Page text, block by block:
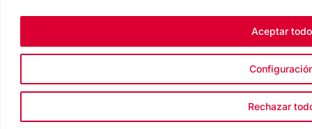
Rechazar
Aceptar todo